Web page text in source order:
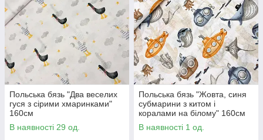
Польська бязь "Два веселих
гуся з сірими хмаринками"
160см
В наявності 29 од.
Польська бязь "Жовта, синя
субмарини з китом і
коралами на білому" 160см
В наявності 1 од.